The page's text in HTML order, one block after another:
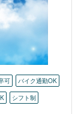
可
バイク通勤OK
シフト制